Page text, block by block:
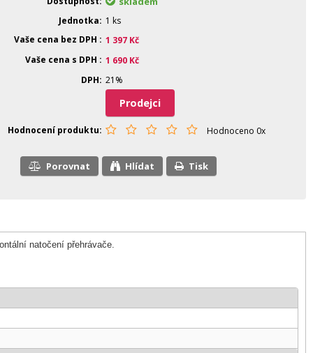
Jednotka
1 ks
Vaše cena bez DPH
1 397 Kč
Vaše cena s DPH
1 690 Kč
DPH 21%
Prodejci
Hodnocení produktu Hodnoceno 0x
Porovnat Hlídat Tisk
natočení přehrávače.